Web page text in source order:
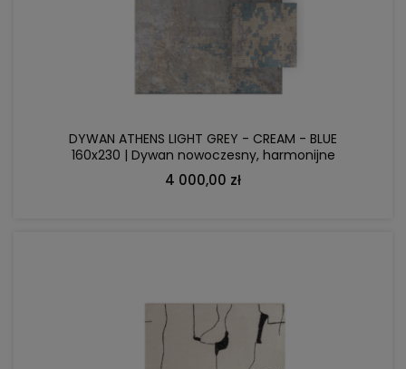
DYWAN ATHENS LIGHT GREY - CREAM - BLUE
160x230 | Dywan nowoczesny, harmonijne
połączenie kolorów
4 000,00 zł
DO KOSZYKA